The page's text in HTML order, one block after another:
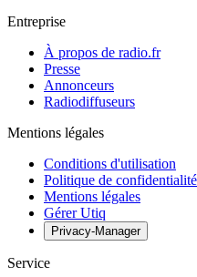
Entreprise
À propos de radio.fr
Presse
Annonceurs
Radiodiffuseurs
Mentions légales
Conditions d'utilisation
Politique de confidentialité
Mentions légales
Gérer Utiq
Privacy-Manager
Service